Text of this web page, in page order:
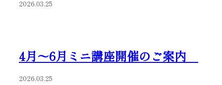
2026.03.25
4月～6月ミニ講座開催のご案内
2026.03.25